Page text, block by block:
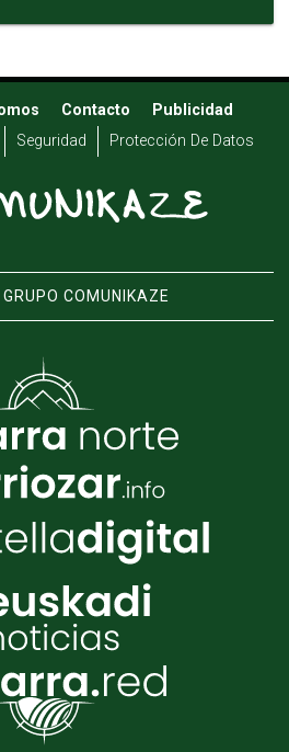
Contacto
Publicidad
Seguridad Protección De Datos
COMUNIKAZE